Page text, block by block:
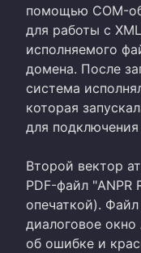
помощью COM-
для работы с
исполняемого
домена. После
система
которая
для
Второй вектор
PDF-файл "ANPR
опечаткой).
диалоговое
об ошибке и